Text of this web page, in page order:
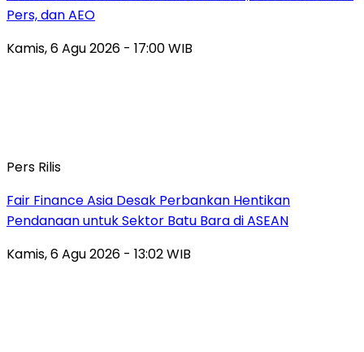
Pers, dan AEO
Kamis, 6 Agu 2026 - 17:00 WIB
Pers Rilis
Fair Finance Asia Desak Perbankan Hentikan
Pendanaan untuk Sektor Batu Bara di ASEAN
Kamis, 6 Agu 2026 - 13:02 WIB